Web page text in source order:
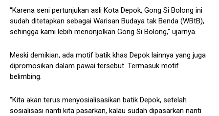
“Karena seni pertunjukan asli Kota Depok, Gong Si Bolong ini
sudah ditetapkan sebagai Warisan Budaya tak Benda (WBtB),
sehingga kami lebih menonjolkan Gong Si Bolong,” ujarnya.
Meski demikian, ada motif batik khas Depok lainnya yang juga
dipromosikan dalam pawai tersebut. Termasuk motif
belimbing.
“Kita akan terus menyosialisasikan batik Depok, setelah
sosialisasi nanti kita pasarkan, kalau sudah dipasarkan nanti